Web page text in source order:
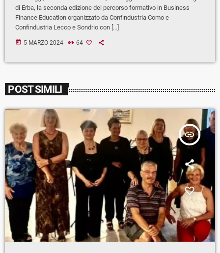
di Erba, la seconda edizione del percorso formativo in Business
Finance Education organizzato da Confindustria Como e
Confindustria Lecco e Sondrio con […]
today 5 MARZO 2024 64
POST SIMILI
insert_link